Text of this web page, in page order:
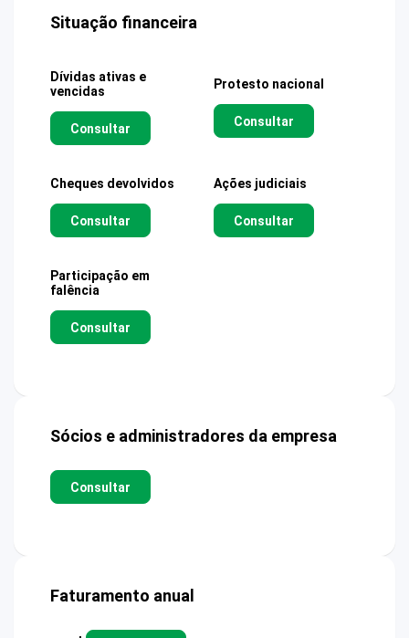
Situação financeira
Dívidas ativas e
vencidas
Consultar
Protesto nacional
Consultar
Cheques devolvidos
Consultar
Ações judiciais
Consultar
Participação em
falência
Consultar
Sócios e administradores da empresa
Consultar
Faturamento anual